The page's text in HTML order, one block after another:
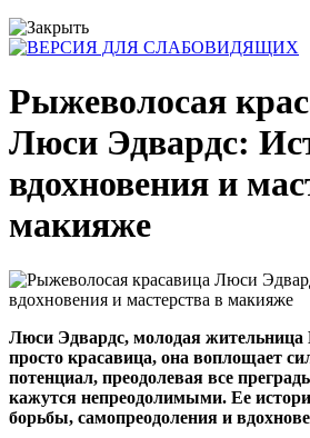
Рыжеволосая
Люси Эдвардс:
вдохновения и
макияже
Люси Эдвардс, молодая жительница
просто красавица, она воплощает
потенциал, преодолевая все
кажутся непреодолимыми. Ее
борьбы, самопреодоления и